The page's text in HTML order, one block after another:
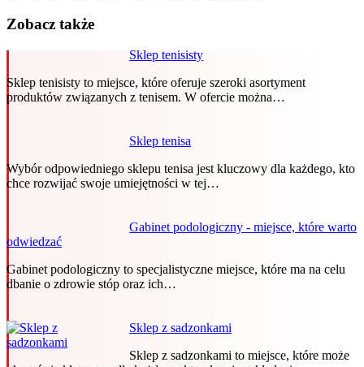
Zobacz także
Sklep tenisisty
Sklep tenisisty to miejsce, które oferuje szeroki asortyment
produktów związanych z tenisem. W ofercie można…
Sklep tenisa
Wybór odpowiedniego sklepu tenisa jest kluczowy dla każdego, kto
chce rozwijać swoje umiejętności w tej…
Gabinet podologiczny - miejsce, które warto
odwiedzać
Gabinet podologiczny to specjalistyczne miejsce, które ma na celu
dbanie o zdrowie stóp oraz ich…
Sklep z sadzonkami
Sklep z sadzonkami to miejsce, które może